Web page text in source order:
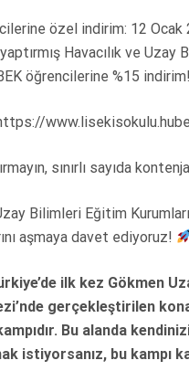
özel indirim: 12
Havacılık ve
öğrencilerine %15 indirim!
sınırlı sayıda
Bilimleri Eğitim
aşmaya davet ediyoruz!
ilk kez Gökmen
gerçekleştirilen
Bu alanda
istiyorsanız, bu kampı